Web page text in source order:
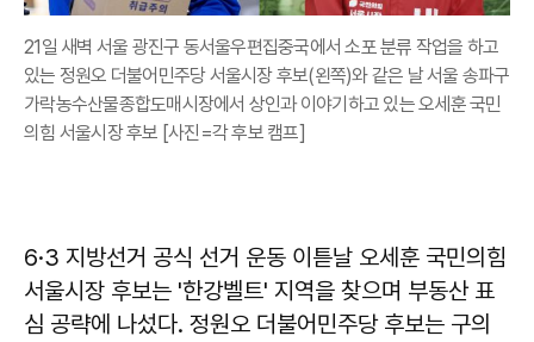
21일 새벽 서울 광진구 동서울우편집중국에서 소포 분류 작업을 하고
있는 정원오 더불어민주당 서울시장 후보(왼쪽)와 같은 날 서울 송파구
가락농수산물종합도매시장에서 상인과 이야기하고 있는 오세훈 국민
의힘 서울시장 후보 [사진=각 후보 캠프]
6·3 지방선거 공식 선거 운동 이튿날 오세훈 국민의힘
서울시장 후보는 '한강벨트' 지역을 찾으며 부동산 표
심 공략에 나섰다. 정원오 더불어민주당 후보는 구의